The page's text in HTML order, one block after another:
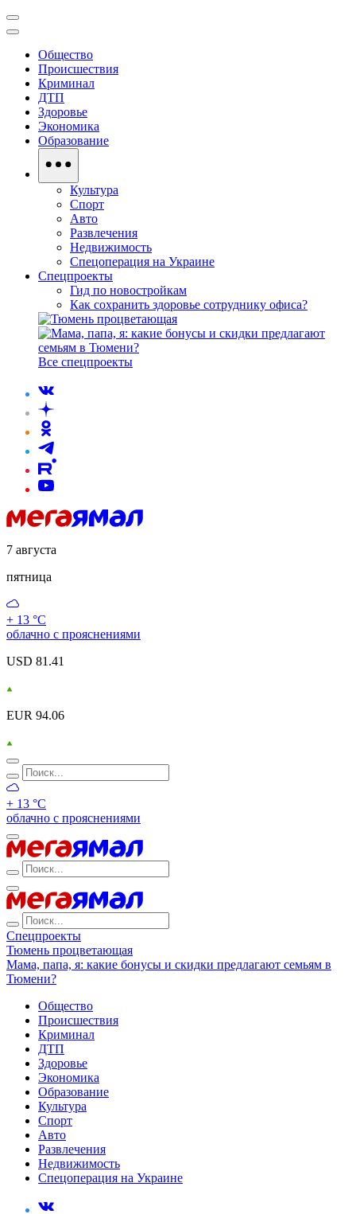
Общество
Происшествия
Криминал
ДТП
Здоровье
Экономика
Образование
Культура
Спорт
Авто
Развлечения
Недвижимость
Спецоперация на Украине
Спецпроекты
Гид по новостройкам
Как сохранить здоровье сотруднику офиса?
Все спецпроекты
7 августа
пятница
+ 13 °С
облачно с прояснениями
USD 81.41
EUR 94.06
+ 13 °С
облачно с прояснениями
Спецпроекты
Тюмень процветающая
Мама, папа, я: какие бонусы и скидки предлагают семьям в
Тюмени?
Общество
Происшествия
Криминал
ДТП
Здоровье
Экономика
Образование
Культура
Спорт
Авто
Развлечения
Недвижимость
Спецоперация на Украине